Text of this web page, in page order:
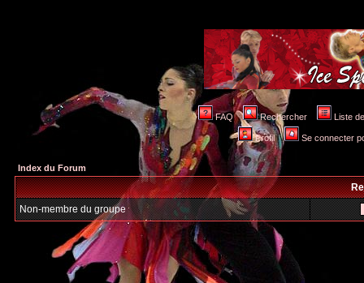
FAQ Rechercher Liste
Profil Se connecter
Index du Forum
Non-membre du groupe